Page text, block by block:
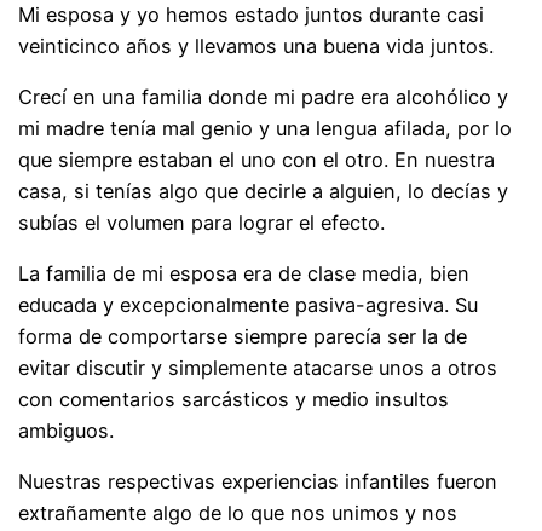
Mi esposa y yo hemos estado juntos durante casi
veinticinco años y llevamos una buena vida juntos.
Crecí en una familia donde mi padre era alcohólico y
mi madre tenía mal genio y una lengua afilada, por lo
que siempre estaban el uno con el otro. En nuestra
casa, si tenías algo que decirle a alguien, lo decías y
subías el volumen para lograr el efecto.
La familia de mi esposa era de clase media, bien
educada y excepcionalmente pasiva-agresiva. Su
forma de comportarse siempre parecía ser la de
evitar discutir y simplemente atacarse unos a otros
con comentarios sarcásticos y medio insultos
ambiguos.
Nuestras respectivas experiencias infantiles fueron
extrañamente algo de lo que nos unimos y nos